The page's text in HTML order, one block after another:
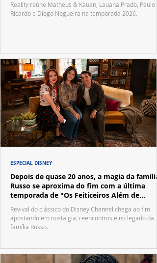
Reality reúne Matheus & Kauan, Lauana Prado, Paulo
Ricardo e Diogo Nogueira na temporada 2026.
Depois de quase 20 anos, a magia da família
Russo se aproxima do fim com a última
temporada de "Os Feiticeiros Além de
Waverly Place"
Revival do clássico do Disney Channel chega ao fim
apostando em nostalgia, reencontros e no legado da
família Russo.
ESPECIAL DISNEY